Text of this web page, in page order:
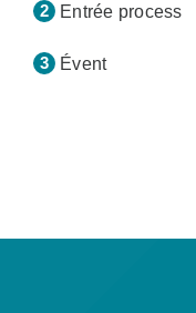
Entrée process
Évent